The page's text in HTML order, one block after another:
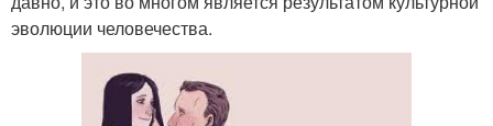
эволюции человечества.